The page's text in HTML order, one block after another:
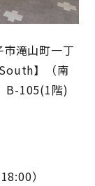
滝山町一丁
】（南
B-105(1階)
）